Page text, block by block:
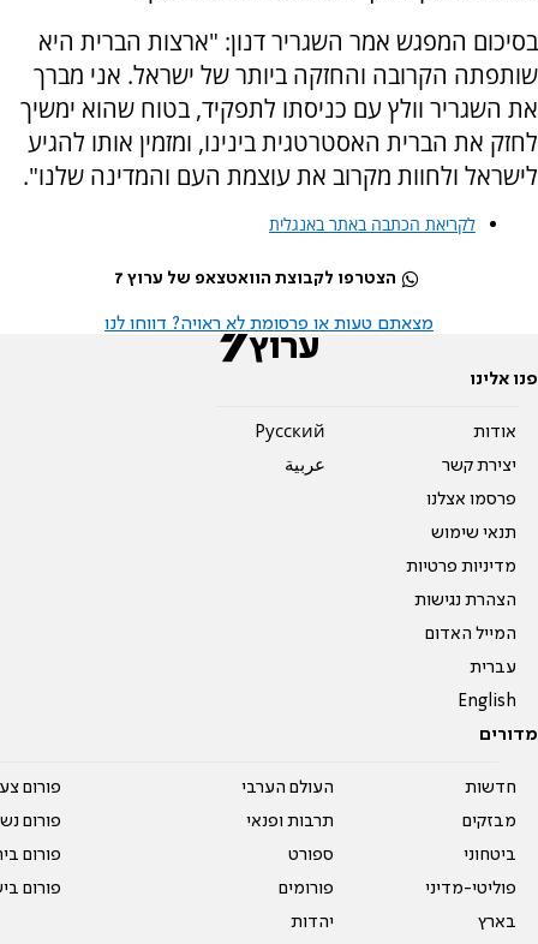
בסיכום המפגש אמר השגריר דנון: "ארצות הברית היא
שותפתה הקרובה והחזקה ביותר של ישראל. אני מברך
את השגריר וולץ עם כניסתו לתפקיד, בטוח שהוא ימשיך
לחזק את הברית האסטרטגית בינינו, ומזמין אותו להגיע
לישראל ולחוות מקרוב את עוצמת העם והמדינה שלנו".
לקריאת הכתבה באתר באנגלית
הצטרפו לקבוצת הוואטצאפ של ערוץ 7
מצאתם טעות או פרסומת לא ראויה? דווחו לנו
פנו אלינו
אודות
יצירת קשר
פרסמו אצלנו
תנאי שימוש
מדיניות פרטיות
הצהרת נגישות
המייל האדום
עברית
English
Pусский
عربية
מדורים
חדשות
מבזקים
ביטחוני
פוליטי-מדיני
בארץ
העולם הערבי
תרבות ופנאי
ספורט
פורומים
יהדות
פורום
פורום
פורום
פורום